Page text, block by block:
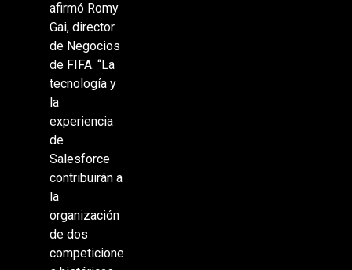
afirmó Romy
Gai, director
de Negocios
de FIFA. “La
tecnología y
la
experiencia
de
Salesforce
contribuirán a
la
organización
de dos
competicione